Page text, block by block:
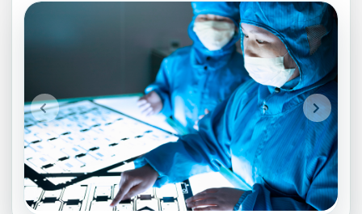
Projektteam: SupraTix GmbH.
Historischer Finanzierungsstand: 0 EUR von 40.000,00 EUR.
Unterstützer:innen: 0. Erreicht: 0 Prozent.
Historisch veröffentlichte Unterstützungsoptionen: 4.
Öffentliche FAQ-Einträge: 9.
Aktiver Seitenabschnitt: faq.
Qualitätssicherung: Kanonische URL, Robots-Angaben,